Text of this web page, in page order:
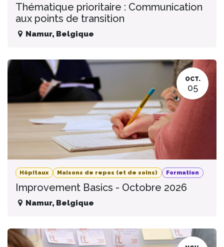
Thématique prioritaire : Communication
aux points de transition
Namur, Belgique
OCT.
05
Hôpitaux Maisons de repos (et de soins) Formation
Improvement Basics - Octobre 2026
Namur, Belgique